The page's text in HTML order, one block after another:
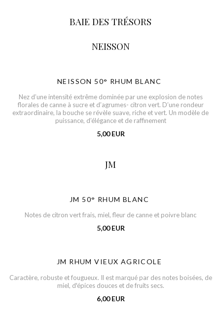
BAIE DES TRÉSORS
NEISSON
NEISSON 50° RHUM BLANC
Nez d’une intensité extrême dominée par une explosion de notes
florales de canne à sucre et d’agrumes- citron vert. D’une rondeur
extraordinaire, la bouche se révèle suave, riche et vert. Un modèle de
puissance, d’élégance et de raffinement
5,00 EUR
JM
JM 50° RHUM BLANC
Notes de citron vert frais, miel, fleur de canne et poivre blanc
5,00 EUR
JM RHUM VIEUX AGRICOLE
Caractère, robuste et fougueux. Il est marqué par des notes boisées, de
miel, d'épices douces et de fruits secs.
6,00 EUR